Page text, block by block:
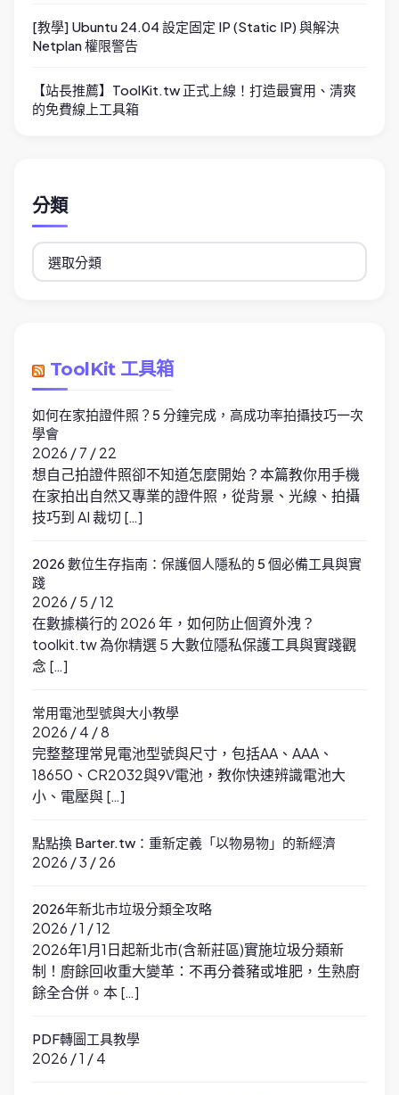
[教學] Ubuntu 24.04 設定固定 IP (Static IP) 與解決
Netplan 權限警告
【站長推薦】ToolKit.tw 正式上線！打造最實用、清爽
的免費線上工具箱
分類
分
類
ToolKit 工具箱
如何在家拍證件照？5 分鐘完成，高成功率拍攝技巧一次
學會
2026 / 7 / 22
想自己拍證件照卻不知道怎麼開始？本篇教你用手機
在家拍出自然又專業的證件照，從背景、光線、拍攝
技巧到 AI 裁切 […]
2026 數位生存指南：保護個人隱私的 5 個必備工具與實
踐
2026 / 5 / 12
在數據橫行的 2026 年，如何防止個資外洩？
toolkit.tw 為你精選 5 大數位隱私保護工具與實踐觀
念 […]
常用電池型號與大小教學
2026 / 4 / 8
完整整理常見電池型號與尺寸，包括AA、AAA、
18650、CR2032與9V電池，教你快速辨識電池大
小、電壓與 […]
點點換 Barter.tw：重新定義「以物易物」的新經濟
2026 / 3 / 26
2026年新北市垃圾分類全攻略
2026 / 1 / 12
2026年1月1日起新北市(含新莊區)實施垃圾分類新
制！廚餘回收重大變革：不再分養豬或堆肥，生熟廚
餘全合併。本 […]
PDF轉圖工具教學
2026 / 1 / 4